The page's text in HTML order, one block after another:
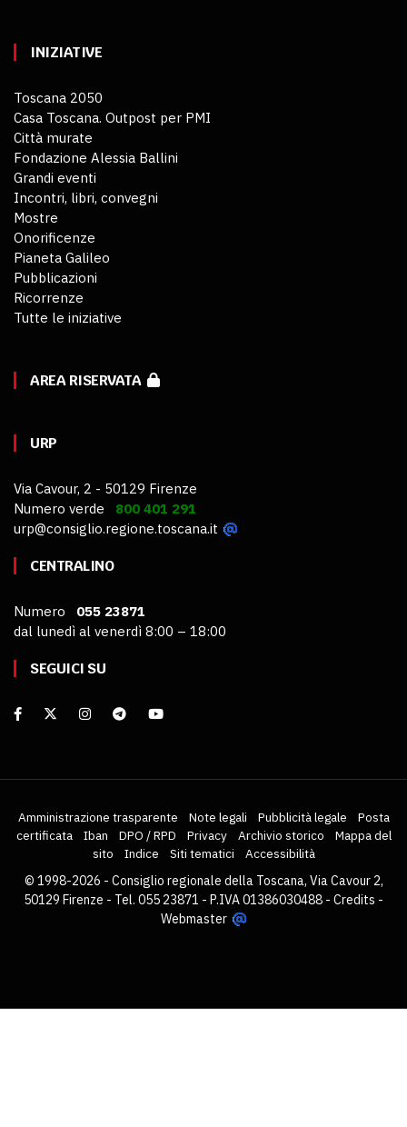
INIZIATIVE
Toscana 2050
Casa Toscana. Outpost per PMI
Città murate
Fondazione Alessia Ballini
Grandi eventi
Incontri, libri, convegni
Mostre
Onorificenze
Pianeta Galileo
Pubblicazioni
Ricorrenze
Tutte le iniziative
AREA RISERVATA
URP
Via Cavour, 2 - 50129 Firenze
Numero verde 800 401 291
urp@consiglio.regione.toscana.it
CENTRALINO
Numero 055 23871
dal lunedì al venerdì 8:00 – 18:00
SEGUICI SU
Amministrazione trasparente Note legali Pubblicità legale
Posta
certificata
Iban DPO / RPD Privacy Archivio storico
Mappa del
sito
Indice Siti tematici
Accessibilità
© 1998-2026 - Consiglio regionale della Toscana, Via Cavour 2,
50129 Firenze - Tel. 055 23871 - P.IVA 01386030488 - Credits -
Webmaster